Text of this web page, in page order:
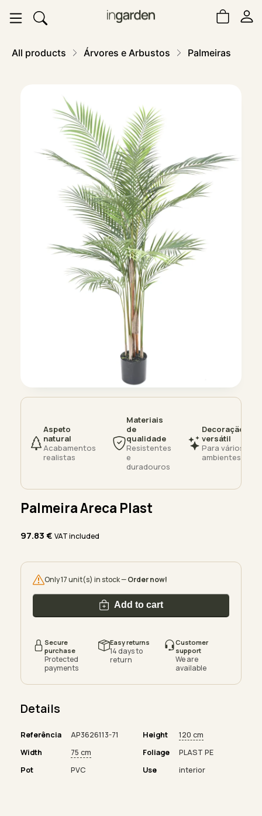
All products Árvores e Arbustos Palmeiras
Aspeto
natural
Acabamentos
realistas
Materiais
de
qualidade
Resistentes
e
duradouros
Decoração
versátil
Para vários
ambientes
Palmeira Areca Plast
97.83€ VAT included
Only 17 unit(s) in stock —Order now!
Add to cart
Secure
purchase
Protected
payments
Easy returns
14 days to
return
Customer
support
We are
available
Details
Referência AP3626113-71 Height
120 cm
Width
75 cm Foliage
PLAST PE
Pot
PVC Use interior